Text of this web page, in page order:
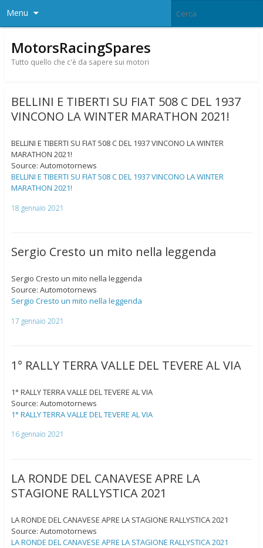
Menu
MotorsRacingSpares
Tutto quello che c'è da sapere sui motori
BELLINI E TIBERTI SU FIAT 508 C DEL 1937
VINCONO LA WINTER MARATHON 2021!
BELLINI E TIBERTI SU FIAT 508 C DEL 1937 VINCONO LA WINTER
MARATHON 2021!
Source: Automotornews
BELLINI E TIBERTI SU FIAT 508 C DEL 1937 VINCONO LA WINTER
MARATHON 2021!
18 gennaio 2021
Sergio Cresto un mito nella leggenda
Sergio Cresto un mito nella leggenda
Source: Automotornews
Sergio Cresto un mito nella leggenda
17 gennaio 2021
1° RALLY TERRA VALLE DEL TEVERE AL VIA
1° RALLY TERRA VALLE DEL TEVERE AL VIA
Source: Automotornews
1° RALLY TERRA VALLE DEL TEVERE AL VIA
16 gennaio 2021
LA RONDE DEL CANAVESE APRE LA
STAGIONE RALLYSTICA 2021
LA RONDE DEL CANAVESE APRE LA STAGIONE RALLYSTICA 2021
Source: Automotornews
LA RONDE DEL CANAVESE APRE LA STAGIONE RALLYSTICA 2021